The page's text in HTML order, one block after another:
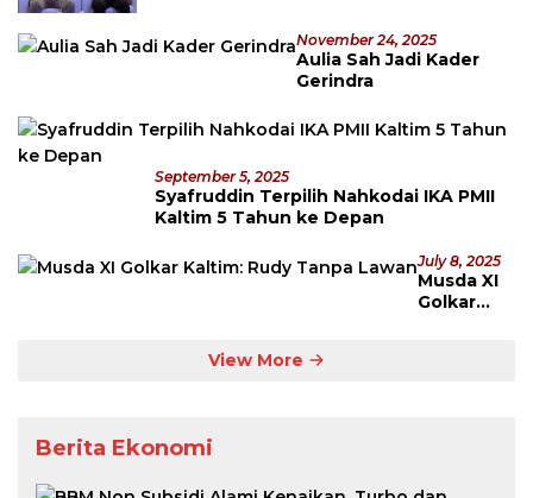
November 24, 2025
Aulia Sah Jadi Kader
Gerindra
September 5, 2025
Syafruddin Terpilih Nahkodai IKA PMII
Kaltim 5 Tahun ke Depan
July 8, 2025
Musda XI
Golkar
View More
Berita Ekonomi